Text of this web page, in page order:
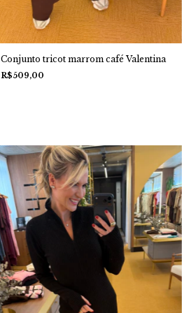
Conjunto tricot marrom café Valentina
R$509,00